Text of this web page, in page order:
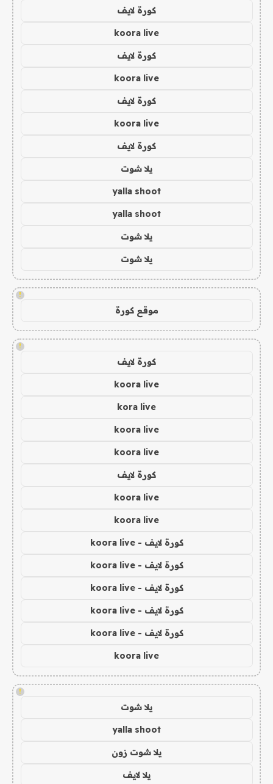
كورة لايف
koora live
كورة لايف
koora live
كورة لايف
koora live
كورة لايف
يلا شوت
yalla shoot
yalla shoot
يلا شوت
يلا شوت
!
موقع كورة
!
كورة لايف
koora live
kora live
koora live
koora live
كورة لايف
koora live
koora live
كورة لايف - koora live
كورة لايف - koora live
كورة لايف - koora live
كورة لايف - koora live
كورة لايف - koora live
koora live
!
يلا شوت
yalla shoot
يلا شوت زون
يلا لايف